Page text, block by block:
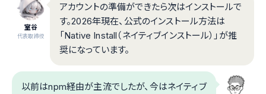
室谷
代表取締役
アカウントの準備ができたら次はインストールで
す。2026年現在、公式のインストール方法は
「Native Install（ネイティブインストール）」が推
奨になっています。
以前はnpm経由が主流でしたが、今はネイティブ